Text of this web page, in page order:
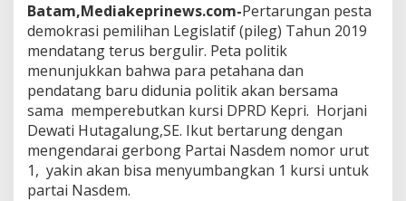
a
t
H
u
t
a
g
l
u
Batam,Mediakeprinews.com-Pertarungan pesta
demokrasi pemilihan Legislatif (pileg) Tahun 2019
mendatang terus bergulir. Peta politik
menunjukkan bahwa para petahana dan
pendatang baru didunia politik akan bersama
sama memperebutkan kursi DPRD Kepri. Horjani
Dewati Hutagalung,SE. Ikut bertarung dengan
mengendarai gerbong Partai Nasdem nomor urut
1, yakin akan bisa menyumbangkan 1 kursi untuk
partai Nasdem.